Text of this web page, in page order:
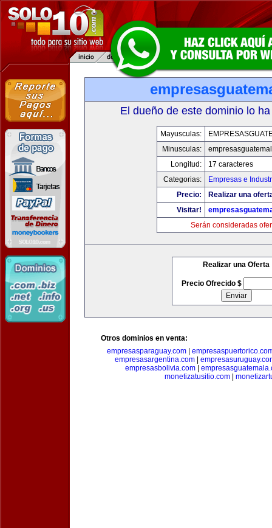
El dueño de este dominio lo
Mayusculas:
Minusculas:
Longitud:
17 caracteres
Categorias:
Empresas e
Precio:
Realizar una
Visitar!
Serán consideradas
Realizar una Oferta
Precio Ofrecido $
Otros dominios en venta:
empresasparaguay.com|
empresasargentina.com|
empresasbolivia.com
monetizatusitio.com